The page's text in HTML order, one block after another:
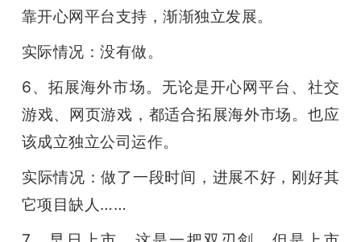
靠开心网平台支持，渐渐独立发展。
实际情况：没有做。
6、拓展海外市场。无论是开心网平台、社交
游戏、网页游戏，都适合拓展海外市场。也应
该成立独立公司运作。
实际情况：做了一段时间，进展不好，刚好其
它项目缺人……